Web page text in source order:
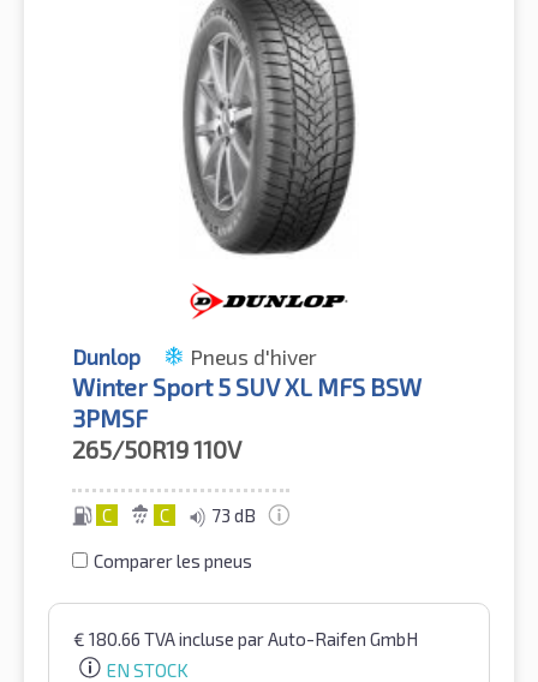
Dunlop Pneus d'hiver
Winter Sport 5 SUV XL MFS BSW
3PMSF
265/50R19110V
C C 73 dB
Comparer les pneus
€ 180.66 TVA incluse par Auto-Raifen GmbH
EN STOCK